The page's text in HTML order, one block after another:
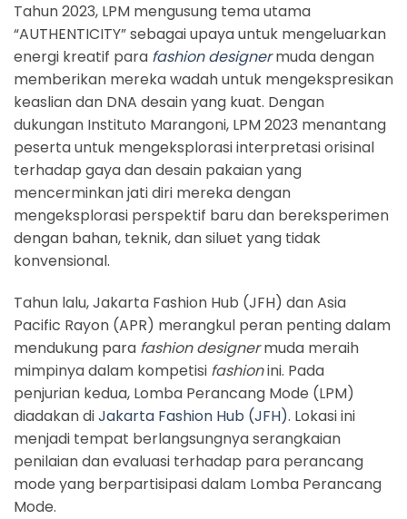
Tahun 2023, LPM mengusung tema utama
“AUTHENTICITY” sebagai upaya untuk mengeluarkan
energi kreatif para fashion designermuda dengan
memberikan mereka wadah untuk mengekspresikan
keaslian dan DNA desain yang kuat. Dengan
dukungan Instituto Marangoni, LPM 2023 menantang
peserta untuk mengeksplorasi interpretasi orisinal
terhadap gaya dan desain pakaian yang
mencerminkan jati diri mereka dengan
mengeksplorasi perspektif baru dan bereksperimen
dengan bahan, teknik, dan siluet yang tidak
konvensional.
Tahun lalu, Jakarta Fashion Hub (JFH) dan Asia
Pacific Rayon (APR) merangkul peran penting dalam
mendukung para fashion designermuda meraih
mimpinya dalam kompetisi fashionini. Pada
penjurian kedua, Lomba Perancang Mode (LPM)
diadakan diJakarta Fashion Hub (JFH). Lokasi ini
menjadi tempat berlangsungnya serangkaian
penilaian dan evaluasi terhadap para perancang
mode yang berpartisipasi dalam Lomba Perancang
Mode.